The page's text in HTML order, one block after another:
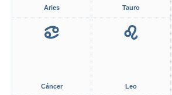
Aries Tauro
Cáncer Leo